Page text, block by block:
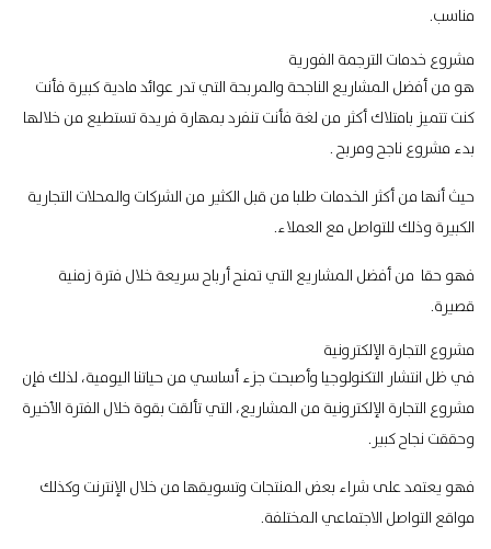
مناسب.
مشروع خدمات الترجمة الفورية
هو من أفضل المشاريع الناجحة والمربحة التي تدر عوائد مادية كبيرة فأنت
كنت تتميز بامتلاك أكثر من لغة فأنت تنفرد بمهارة فريدة تستطيع من خلالها
بدء مشروع ناجح ومربح .
حيث أنها من أكثر الخدمات طلبا من قبل الكثير من الشركات والمحلات التجارية
الكبيرة وذلك للتواصل مع العملاء.
فهو حقا من أفضل المشاريع التي تمنح أرباح سريعة خلال فترة زمنية
قصيرة.
مشروع التجارة الإلكترونية
في ظل انتشار التكنولوجيا وأصبحت جزء أساسي من حياتنا اليومية، لذلك فإن
مشروع التجارة الإلكترونية من المشاريع، التي تألقت بقوة خلال الفترة الأخيرة
وحققت نجاح كبير.
فهو يعتمد على شراء بعض المنتجات وتسويقها من خلال الإنترنت وكذلك
مواقع التواصل الاجتماعي المختلفة.